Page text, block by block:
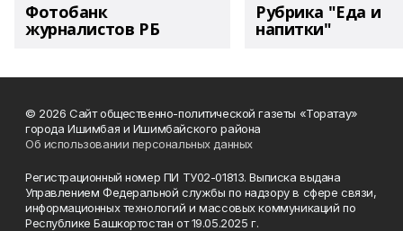
Фотобанк
журналистов РБ
Рубрика "Еда и
напитки"
© 2026 Сайт общественно-политической газеты «Торатау»
города Ишимбая и Ишимбайского района
Об использовании персональных данных
Регистрационный номер ПИ ТУ02-01813. Выписка выдана
Управлением Федеральной службы по надзору в сфере связи,
информационных технологий и массовых коммуникаций по
Республике Башкортостан от 19.05.2025 г.